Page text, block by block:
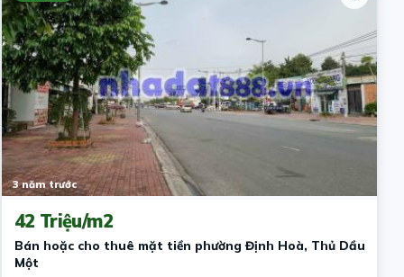
3 năm trước
42 Triệu/m2
Bán hoặc cho thuê mặt tiền phường Định Hoà, Thủ Dầu
Một